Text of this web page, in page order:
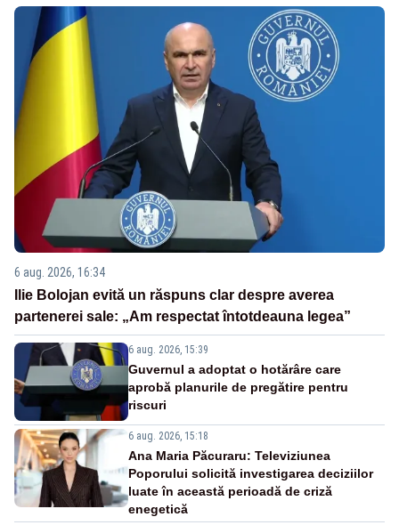
6 aug. 2026, 16:34
Ilie Bolojan evită un răspuns clar despre averea
partenerei sale: „Am respectat întotdeauna legea”
6 aug. 2026, 15:39
Guvernul a adoptat o hotărâre care
aprobă planurile de pregătire pentru
riscuri
6 aug. 2026, 15:18
Ana Maria Păcuraru: Televiziunea
Poporului solicită investigarea deciziilor
luate în această perioadă de criză
enegetică